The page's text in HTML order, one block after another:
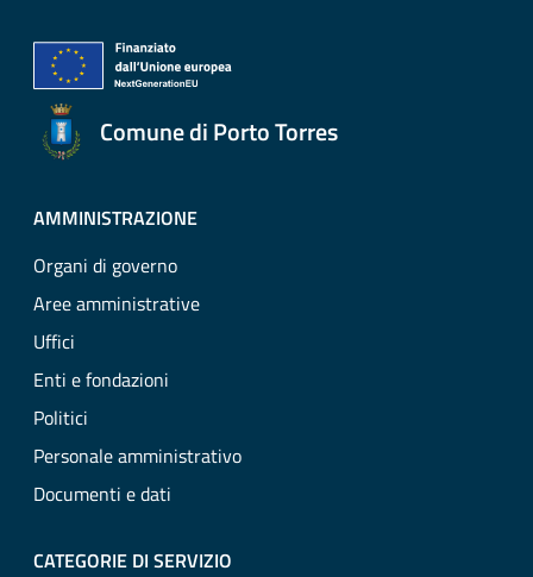
Comune di Porto Torres
AMMINISTRAZIONE
Organi di governo
Aree amministrative
Uffici
Enti e fondazioni
Politici
Personale amministrativo
Documenti e dati
CATEGORIE DI SERVIZIO